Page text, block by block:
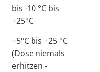
bis -10 °C bis
+25°C
+5°C bis +25 °C
(Dose niemals
erhitzen -